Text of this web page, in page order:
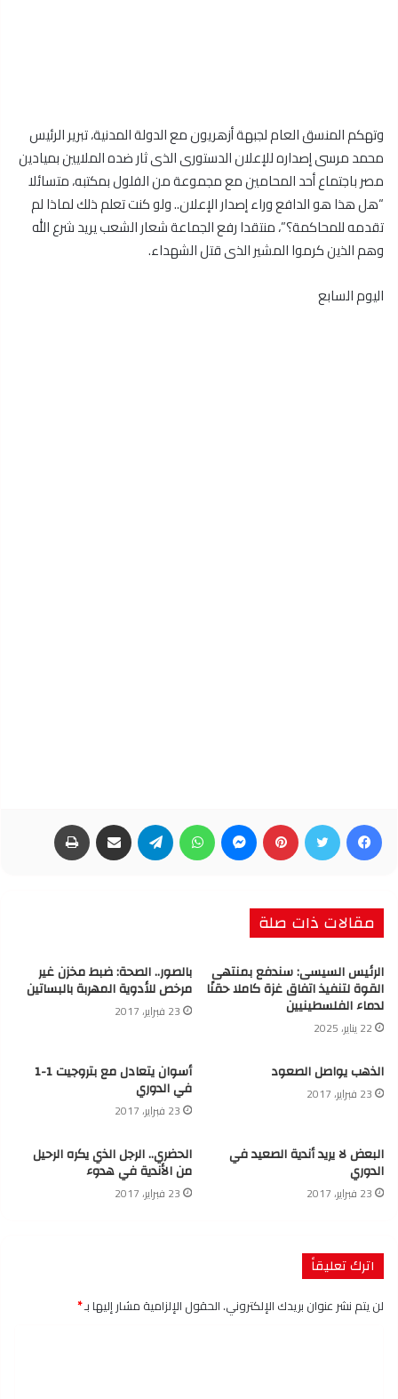
وتهكم المنسق العام لجبهة أزهريون مع الدولة المدنية، تبرير الرئيس
محمد مرسى إصداره للإعلان الدستورى الذى ثار ضده الملايين بميادين
مصر باجتماع أحد المحامين مع مجموعة من الفلول بمكتبه، متسائلا
“هل هذا هو الدافع وراء إصدار الإعلان.. ولو كنت تعلم ذلك لماذا لم
تقدمه للمحاكمة؟”، منتقدا رفع الجماعة شعار الشعب يريد شرع الله
وهم الذين كرموا المشير الذى قتل الشهداء.
اليوم السابع
فيسبوك تويتر بينتيريست ماسنجر واتساب تيلقرام مشاركة عبر البريد
مقالات ذات صلة
الرئيس السيسى: سندفع بمنتهى
القوة لتنفيذ اتفاق غزة كاملا حقنًا
لدماء الفلسطينيين
22 يناير، 2025
بالصور.. الصحة: ضبط مخزن غير
مرخص للأدوية المهربة بالبساتين
23 فبراير، 2017
الذهب يواصل الصعود
23 فبراير، 2017
أسوان يتعادل مع بتروجيت 1-1
في الدوري
23 فبراير، 2017
البعض لا يريد أندية الصعيد في
الدوري
23 فبراير، 2017
الحضري.. الرجل الذي يكره الرحيل
من الأندية في هدوء
23 فبراير، 2017
اترك تعليقاً
لن يتم نشر عنوان بريدك الإلكتروني.الحقول الإلزامية مشار إليها بـ*